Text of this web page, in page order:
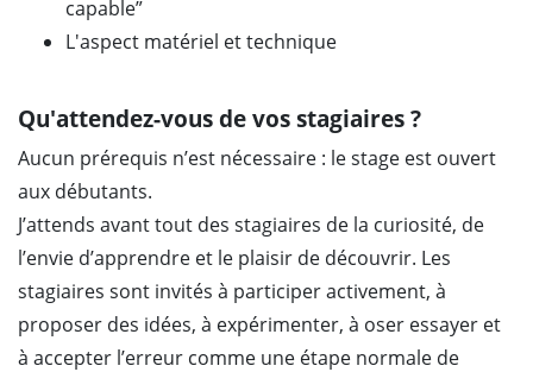
capable”
L'aspect matériel et technique
Qu'attendez-vous de vos stagiaires ?
Aucun prérequis n’est nécessaire : le stage est ouvert
aux débutants.
J’attends avant tout des stagiaires de la curiosité, de
l’envie d’apprendre et le plaisir de découvrir. Les
stagiaires sont invités à participer activement, à
proposer des idées, à expérimenter, à oser essayer et
à accepter l’erreur comme une étape normale de